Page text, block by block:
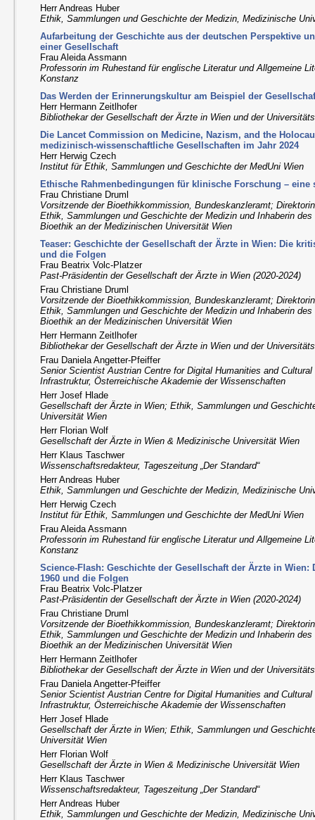
Herr Andreas Huber
Ethik, Sammlungen und Geschichte der Medizin, Medizinische
Aufarbeitung der Geschichte aus der deutschen Perspektive
einer Gesellschaft
Frau Aleida Assmann
Professorin im Ruhestand für englische Literatur und Allgemeine
Konstanz
Das Werden der Erinnerungskultur am Beispiel der
Herr Hermann Zeitlhofer
Bibliothekar der Gesellschaft der Ärzte in Wien und der
Die Lancet Commission on Medicine, Nazism, and the
medizinisch-wissenschaftliche Gesellschaften im Jahr 2024
Herr Herwig Czech
Institut für Ethik, Sammlungen und Geschichte der MedUni Wien
Ethische Rahmenbedingungen für klinische Forschung – eine
Frau Christiane Druml
Vorsitzende der Bioethikkommission, Bundeskanzleramt;
Ethik, Sammlungen und Geschichte der Medizin und Inhaberin
Bioethik an der Medizinischen Universität Wien
Teaser: Geschichte der Gesellschaft der Ärzte in Wien: Die
und die Folgen
Frau Beatrix Volc-Platzer
Past-Präsidentin der Gesellschaft der Ärzte in Wien (2020-2024)
Frau Christiane Druml
Vorsitzende der Bioethikkommission, Bundeskanzleramt;
Ethik, Sammlungen und Geschichte der Medizin und Inhaberin
Bioethik an der Medizinischen Universität Wien
Herr Hermann Zeitlhofer
Bibliothekar der Gesellschaft der Ärzte in Wien und der
Frau Daniela Angetter-Pfeiffer
Senior Scientist Austrian Centre for Digital Humanities and
Infrastruktur, Österreichische Akademie der Wissenschaften
Herr Josef Hlade
Gesellschaft der Ärzte in Wien; Ethik, Sammlungen und
Universität Wien
Herr Florian Wolf
Gesellschaft der Ärzte in Wien & Medizinische Universität Wien
Herr Klaus Taschwer
Wissenschaftsredakteur, Tageszeitung „Der Standard“
Herr Andreas Huber
Ethik, Sammlungen und Geschichte der Medizin, Medizinische
Herr Herwig Czech
Institut für Ethik, Sammlungen und Geschichte der MedUni Wien
Frau Aleida Assmann
Professorin im Ruhestand für englische Literatur und Allgemeine
Konstanz
Science-Flash: Geschichte der Gesellschaft der Ärzte in Wien:
1960 und die Folgen
Frau Beatrix Volc-Platzer
Past-Präsidentin der Gesellschaft der Ärzte in Wien (2020-2024)
Frau Christiane Druml
Vorsitzende der Bioethikkommission, Bundeskanzleramt;
Ethik, Sammlungen und Geschichte der Medizin und Inhaberin
Bioethik an der Medizinischen Universität Wien
Herr Hermann Zeitlhofer
Bibliothekar der Gesellschaft der Ärzte in Wien und der
Frau Daniela Angetter-Pfeiffer
Senior Scientist Austrian Centre for Digital Humanities and
Infrastruktur, Österreichische Akademie der Wissenschaften
Herr Josef Hlade
Gesellschaft der Ärzte in Wien; Ethik, Sammlungen und
Universität Wien
Herr Florian Wolf
Gesellschaft der Ärzte in Wien & Medizinische Universität Wien
Herr Klaus Taschwer
Wissenschaftsredakteur, Tageszeitung „Der Standard“
Herr Andreas Huber
Ethik, Sammlungen und Geschichte der Medizin, Medizinische